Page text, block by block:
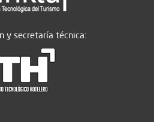
y secretaría técnica: